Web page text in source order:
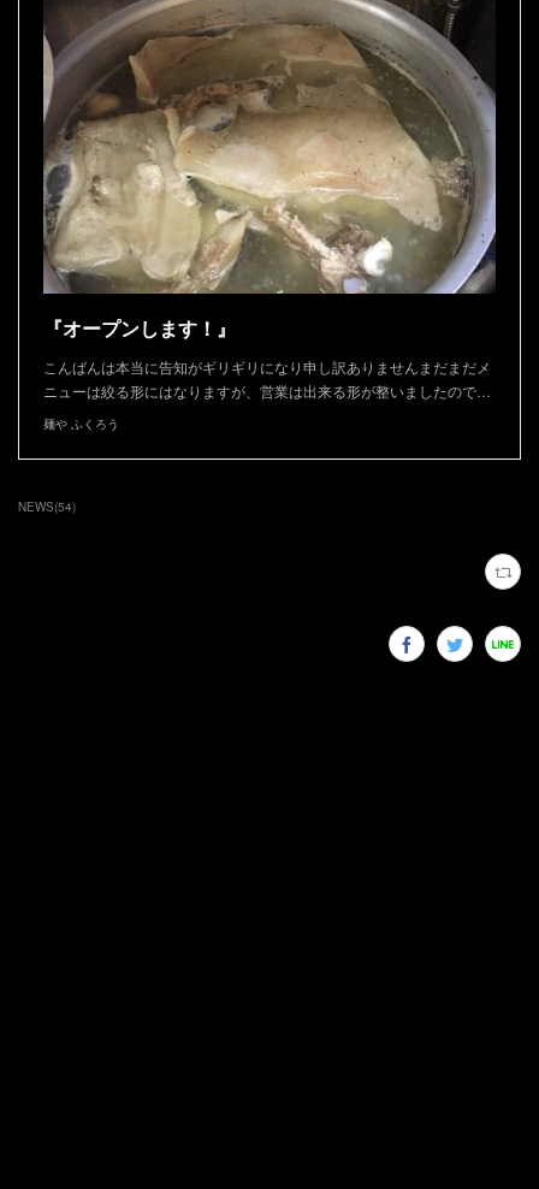
『オープンします！』
こんばんは本当に告知がギリギリになり申し訳ありませんまだまだメ
ニューは絞る形にはなりますが、営業は出来る形が整いましたので…
麺や ふくろう
NEWS(54)